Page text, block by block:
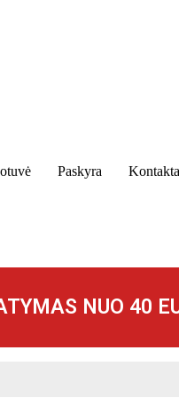
Paskyra
NUO 40